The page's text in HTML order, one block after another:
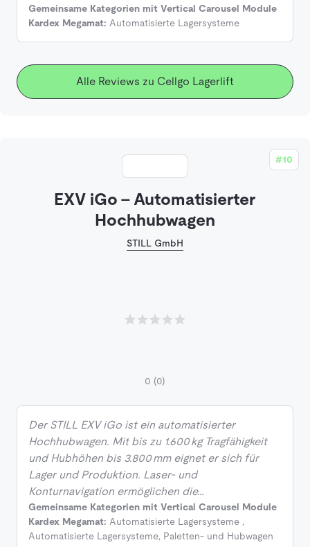
Gemeinsame Kategorien mit Vertical Carousel Module
Kardex Megamat: Automatisierte Lagersysteme
Alle Reviews zu Cellgo Lagerlift
#10
EXV iGo - Automatisierter
Hochhubwagen
STILL GmbH
0 (0)
Der STILL EXV iGo ist ein automatisierter
Hochhubwagen. Mit bis zu 1.600 kg Tragfähigkeit
und Hubhöhen bis 3.800 mm eignet er sich für
Lager und Produktion. Laser‑ und
Konturnavigation ermöglichen die…
Gemeinsame Kategorien mit Vertical Carousel Module
Kardex Megamat: Automatisierte Lagersysteme ,
Automatisierte Lagersysteme, Paletten- und Hubwagen